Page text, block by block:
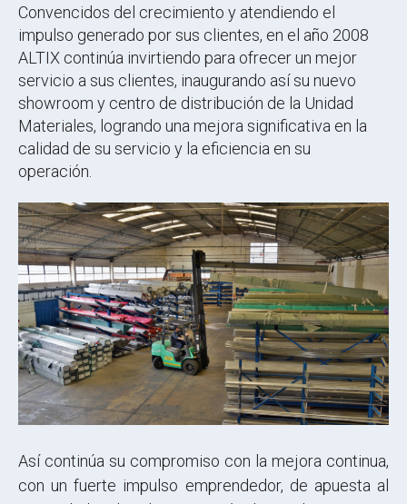
Convencidos del crecimiento y atendiendo el
impulso generado por sus clientes, en el año 2008
ALTIX continúa invirtiendo para ofrecer un mejor
servicio a sus clientes, inaugurando así su nuevo
showroom y centro de distribución de la Unidad
Materiales, logrando una mejora significativa en la
calidad de su servicio y la eficiencia en su
operación.
Así continúa su compromiso con la mejora continua,
con un fuerte impulso emprendedor, de apuesta al